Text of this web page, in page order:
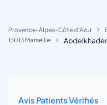
Provence-Alpes-Côte d'Azur
13013 Marseille
Avis Patients Vérifiés